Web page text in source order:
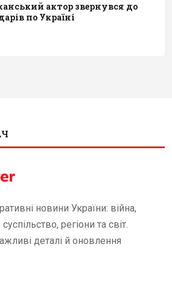
актор звернувся до
по Україні
новини України: війна,
регіони та світ.
деталі й оновлення